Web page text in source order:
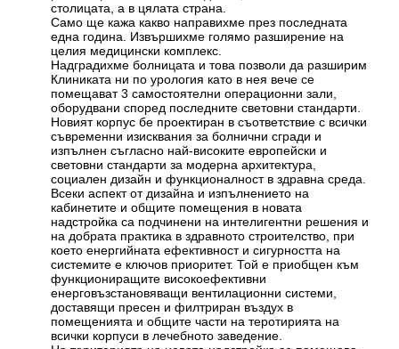
столицата, а в цялата страна.
Само ще кажа какво направихме през последната
една година. Извършихме голямо разширение на
целия медицински комплекс.
Надградихме болницата и това позволи да разширим
Клиниката ни по урология като в нея вече се
помещават 3 самостоятелни операционни зали,
оборудвани според последните световни стандарти.
Новият корпус бе проектиран в съответствие с всички
съвременни изисквания за болнични сгради и
изпълнен съгласно най-високите европейски и
световни стандарти за модерна архитектура,
социален дизайн и функционалност в здравна среда.
Всеки аспект от дизайна и изпълнението на
кабинетите и общите помещения в новата
надстройка са подчинени на интелигентни решения и
на добрата практика в здравното строителство, при
което енергийната ефективност и сигурността на
системите е ключов приоритет. Той е приобщен към
функциониращите високоефективни
енерговъзстановяващи вентилационни системи,
доставящи пресен и филтриран въздух в
помещенията и общите части на теротирията на
всички корпуси в лечебното заведение.